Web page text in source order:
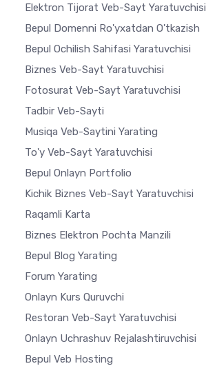
Elektron Tijorat Veb-Sayt Yaratuvchisi
Bepul Domenni Ro'yxatdan O'tkazish
Bepul Ochilish Sahifasi Yaratuvchisi
Biznes Veb-Sayt Yaratuvchisi
Fotosurat Veb-Sayt Yaratuvchisi
Tadbir Veb-Sayti
Musiqa Veb-Saytini Yarating
To'y Veb-Sayt Yaratuvchisi
Bepul Onlayn Portfolio
Kichik Biznes Veb-Sayt Yaratuvchisi
Raqamli Karta
Biznes Elektron Pochta Manzili
Bepul Blog Yarating
Forum Yarating
Onlayn Kurs Quruvchi
Restoran Veb-Sayt Yaratuvchisi
Onlayn Uchrashuv Rejalashtiruvchisi
Bepul Veb Hosting